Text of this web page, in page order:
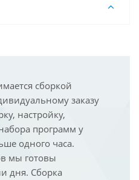
сборкой
заказу
настройку,
программ у
одного часа.
мы готовы
дня. Сборка